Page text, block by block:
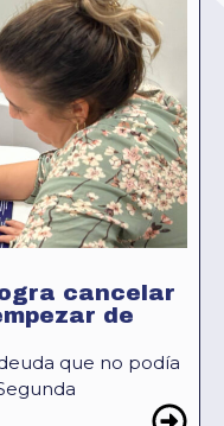
cancelar
de
que no podía